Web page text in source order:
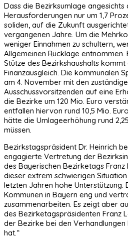
Dass die Bezirksumlage
Herausforderungen nur um 1,7
soliden, auf die Zukunft
vergangenen Jahre. Um die
weniger Einnahmen zu schultern,
Allgemeinen Rücklage entnommen.
Stütze des Bezirkshaushalts
Finanzausgleich. Die kommunalen
am 4. November mit den
Ausschussvorsitzenden auf eine
die Bezirke um 120 Mio. Euro
entfallen hiervon rund 10,5 Mio.
hätte die Umlageerhöhung rund
müssen.
Bezirkstagspräsident Dr. Heinrich
engagierte Vertretung der
des Bayerischen Bezirketags Franz
dieser extrem schwierigen
letzten Jahren hohe Unterstützung.
Kommunen in Bayern eng und
zusammenarbeiten. Es zeigt aber
des Bezirketagspräsidenten Franz
der Bezirke bei den
hat.“